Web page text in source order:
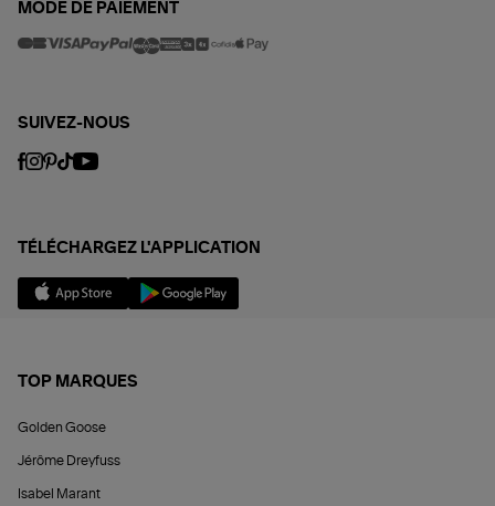
MODE DE PAIEMENT
SUIVEZ-NOUS
TÉLÉCHARGEZ L'APPLICATION
TOP MARQUES
Golden Goose
Jérôme Dreyfuss
Isabel Marant